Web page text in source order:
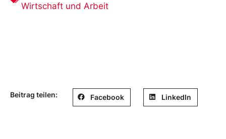
Wirtschaft und Arbeit
Beitrag teilen: Facebook LinkedIn